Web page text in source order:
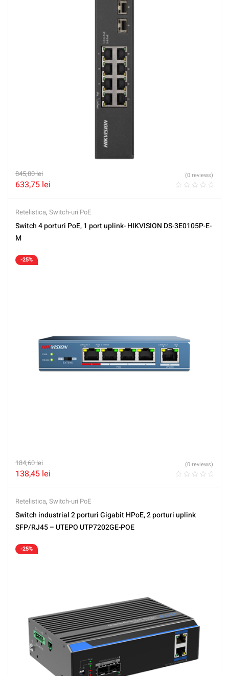
845,00lei
633,75 lei
(0 reviews)
Retelistica, Switch-uri PoE
Switch 4 porturi PoE, 1 port uplink- HIKVISION DS-3E0105P-E-
M
-25%
184,60lei
138,45 lei
(0 reviews)
Retelistica, Switch-uri PoE
Switch industrial 2 porturi Gigabit HPoE, 2 porturi uplink
SFP/RJ45 – UTEPO UTP7202GE-POE
-25%